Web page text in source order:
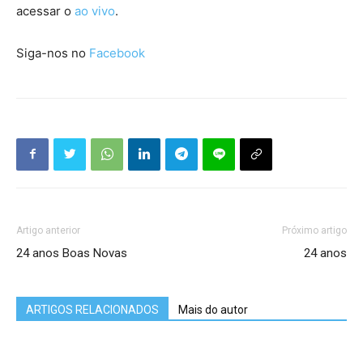
acessar o ao vivo.
Siga-nos no Facebook
Artigo anterior
24 anos Boas Novas
Próximo artigo
24 anos
ARTIGOS RELACIONADOS Mais do autor